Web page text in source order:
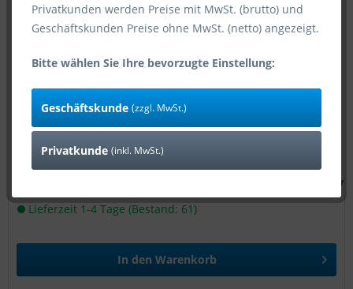
Faital Pro 3FE22 - 16 Ohm
23,80 € *
Lieferzeit 1-4 Tage (Bestand: 61)
In den Warenkorb
Privatkunden werden Preise mit MwSt. (brutto) und
Geschäftskunden Preise ohne MwSt. (netto) angezeigt.
Bitte wählen Sie Ihre bevorzugte Einstellung:
Geschäftskunde (zzgl. MwSt.)
Privatkunde (inkl. MwSt.)